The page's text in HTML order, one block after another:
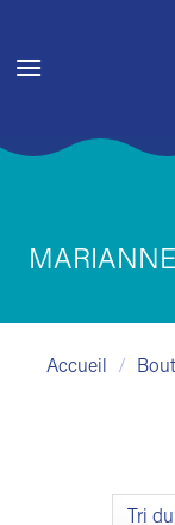
contenu
Accueil /